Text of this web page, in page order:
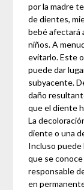
por la madre
de dientes,
bebé afectará
niños. A
evitarlo. Este
puede dar
subyacente.
daño
que el diente
La
diente o una
Incluso puede
que se
responsable
en